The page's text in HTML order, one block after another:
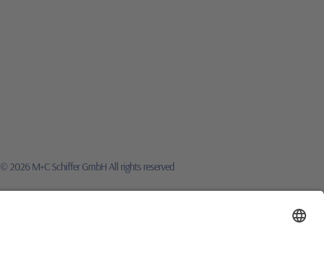
© 2026 M+C Schiffer GmbH All rights reserved